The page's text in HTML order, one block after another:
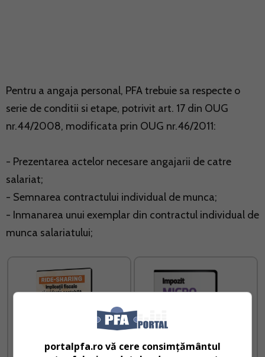
Pentru a angaja personal, PFA trebuie sa respecte o
serie de conditii si etape, potrivit art. 17 din OUG
nr.44/2008, modificata prin OUG nr.46/2011:
- Prezentarea actelor necesare angajarii de catre
salariat;
- Semnarea contractului individual de munca;
- Inmanarea unui exemplar din contractul individual de
munca salariatului;
portalpfa.ro vă cere consimțământul